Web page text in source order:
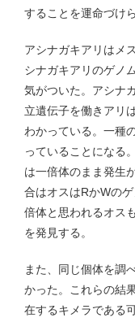
することを運命づけ
アシナガキアリはメ
シナガキアリのゲノ
気がついた。アシナ
立遺伝子を働きアリ
わかっている。一種
っていることになる
は一倍体のまま発生
合はオスはRかWの
倍体と思われるオス
を発見する。
また、同じ個体を調
かった。これらの結
在するキメラである